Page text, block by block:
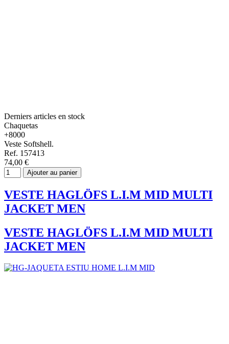
Derniers articles en stock
Chaquetas
+8000
Veste Softshell.
Ref. 157413
74,00 €
Ajouter au panier
VESTE HAGLÖFS L.I.M MID MULTI
JACKET MEN
VESTE HAGLÖFS L.I.M MID MULTI
JACKET MEN